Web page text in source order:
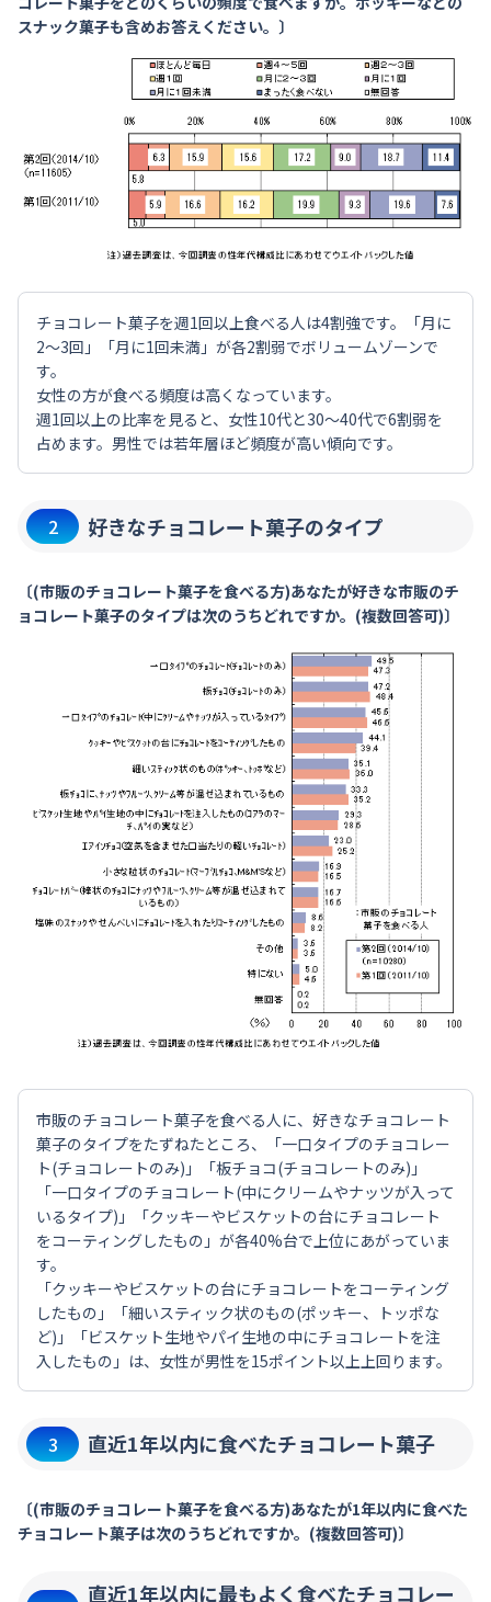
スナック菓子も含めお答えください。〕
チョコレート菓子を週1回以上食べる人は4割強です。「月に
2～3回」「月に1回未満」が各2割弱でボリュームゾーンで
す。
女性の方が食べる頻度は高くなっています。
週1回以上の比率を見ると、女性10代と30～40代で6割弱を
占めます。男性では若年層ほど頻度が高い傾向です。
2 好きなチョコレート菓子のタイプ
〔(市販のチョコレート菓子を食べる方)あなたが好きな市販のチ
ョコレート菓子のタイプは次のうちどれですか。(複数回答可)〕
市販のチョコレート菓子を食べる人に、好きなチョコレート
菓子のタイプをたずねたところ、「一口タイプのチョコレー
ト(チョコレートのみ)」「板チョコ(チョコレートのみ)」
「一口タイプのチョコレート(中にクリームやナッツが入って
いるタイプ)」「クッキーやビスケットの台にチョコレート
をコーティングしたもの」が各40%台で上位にあがっていま
す。
「クッキーやビスケットの台にチョコレートをコーティング
したもの」「細いスティック状のもの(ポッキー、トッポな
ど)」「ビスケット生地やパイ生地の中にチョコレートを注
入したもの」は、女性が男性を15ポイント以上上回ります。
3 直近1年以内に食べたチョコレート菓子
〔(市販のチョコレート菓子を食べる方)あなたが1年以内に食べた
チョコレート菓子は次のうちどれですか。(複数回答可)〕
直近1年以内に最もよく食べたチョコレー